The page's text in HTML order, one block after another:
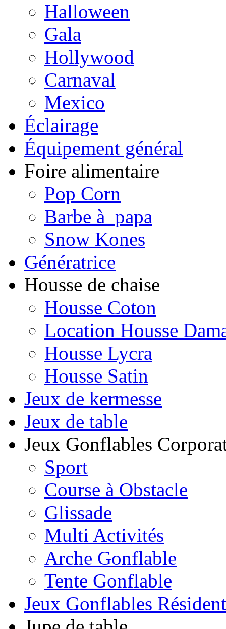
Halloween
Gala
Hollywood
Carnaval
Mexico
Éclairage
Équipement général
Foire alimentaire
Pop Corn
Barbe à papa
Snow Kones
Génératrice
Housse de chaise
Housse Coton
Location Housse
Housse Lycra
Housse Satin
Jeux de kermesse
Jeux de table
Jeux Gonflables
Sport
Course à Obstacle
Glissade
Multi Activités
Arche Gonflable
Tente Gonflable
Jeux Gonflables